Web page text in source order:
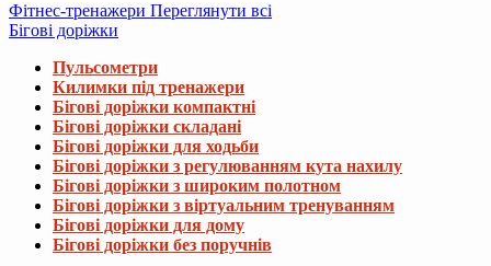
Фітнес-тренажери Переглянути всі
Бігові доріжки
Пульсометри
Килимки під тренажери
Бігові доріжки компактні
Бігові доріжки складані
Бігові доріжки для ходьби
Бігові доріжки з регулюванням кута нахилу
Бігові доріжки з широким полотном
Бігові доріжки з віртуальним тренуванням
Бігові доріжки для дому
Бігові доріжки без поручнів